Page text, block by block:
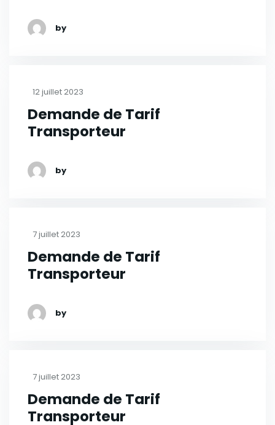
by
12 juillet 2023
Demande de Tarif
Transporteur
by
7 juillet 2023
Demande de Tarif
Transporteur
by
7 juillet 2023
Demande de Tarif
Transporteur